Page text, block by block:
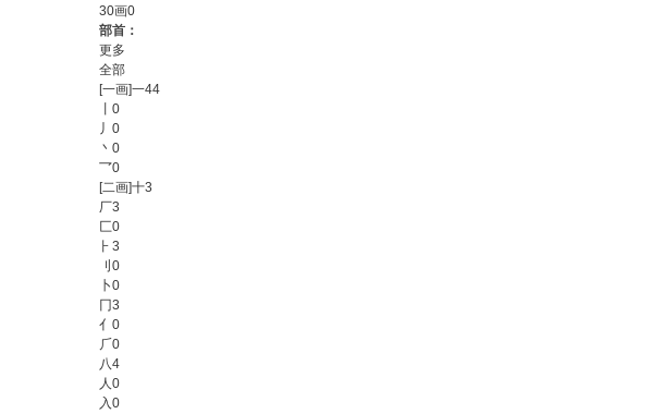
30画0
部首：
更多
全部
[一画]一44
0
丿 0
丶 0
乛0
[二画]十3
厂3
匚0
⺊ 3
刂 0
卜0
冂3
亻 0
⺁0
八4
人0
入0